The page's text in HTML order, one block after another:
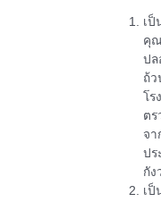
เป็
คุ
ปล
ถ้
โร
ตร
จา
ปร
กัง
เป็